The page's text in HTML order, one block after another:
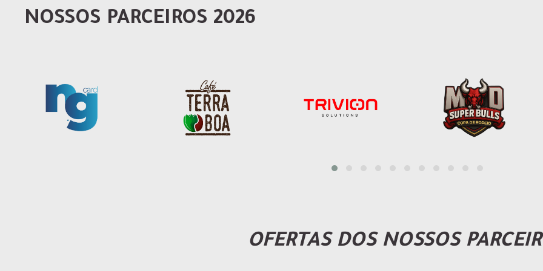
NOSSOS PARCEIROS 2026
OFERTAS DOS NOSSOS